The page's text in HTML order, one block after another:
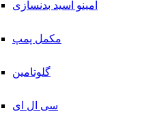
آمینو اسید بدنسازی
مکمل پمپ
گلوتامین
سی ال ای